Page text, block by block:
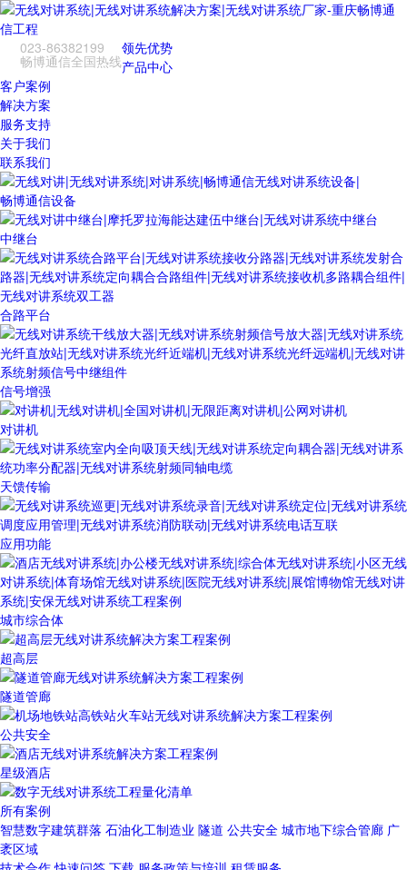
023-86382199
畅博通信全国热线
领先优势
产品中心
客户案例
解决方案
服务支持
关于我们
联系我们
畅博通信设备
中继台
合路平台
信号增强
对讲机
天馈传输
应用功能
城市综合体
超高层
隧道管廊
公共安全
星级酒店
所有案例
智慧数字建筑群落 石油化工制造业 隧道 公共安全 城市地下综合管廊 广
袤区域